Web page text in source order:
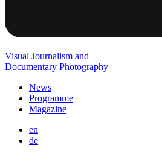
Visual Journalism and
Documentary Photography
News
Programme
Magazine
en
de